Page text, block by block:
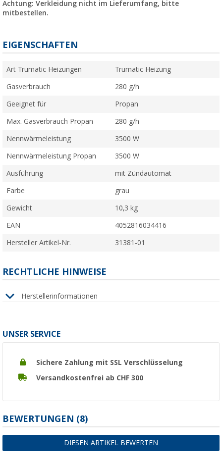
Achtung: Verkleidung nicht im Lieferumfang, bitte
mitbestellen.
EIGENSCHAFTEN
Art Trumatic Heizungen Trumatic Heizung
Gasverbrauch 280 g/h
Geeignet für Propan
Max. Gasverbrauch Propan 280 g/h
Nennwärmeleistung 3500 W
Nennwärmeleistung Propan 3500 W
Ausführung mit Zündautomat
Farbe grau
Gewicht 10,3 kg
EAN 4052816034416
Hersteller Artikel-Nr. 31381-01
RECHTLICHE HINWEISE
Herstellerinformationen
UNSER SERVICE
Sichere Zahlung mit SSL Verschlüsselung
Versandkostenfrei ab CHF 300
BEWERTUNGEN (8)
DIESEN ARTIKEL BEWERTEN